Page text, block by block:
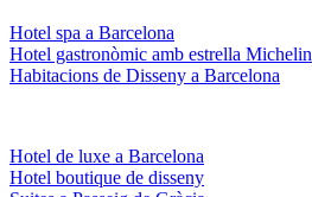
Hotel spa a Barcelona
Hotel gastronòmic amb estrella Michelin
Habitacions de Disseny a Barcelona
Hotel de luxe a Barcelona
Hotel boutique de disseny